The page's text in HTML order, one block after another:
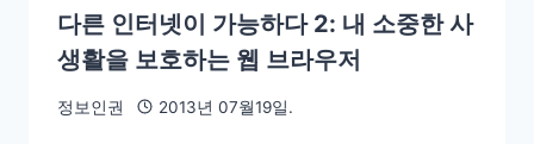
다른 인터넷이 가능하다 2: 내 소중한 사
생활을 보호하는 웹 브라우저
정보인권 2013년 07월19일.